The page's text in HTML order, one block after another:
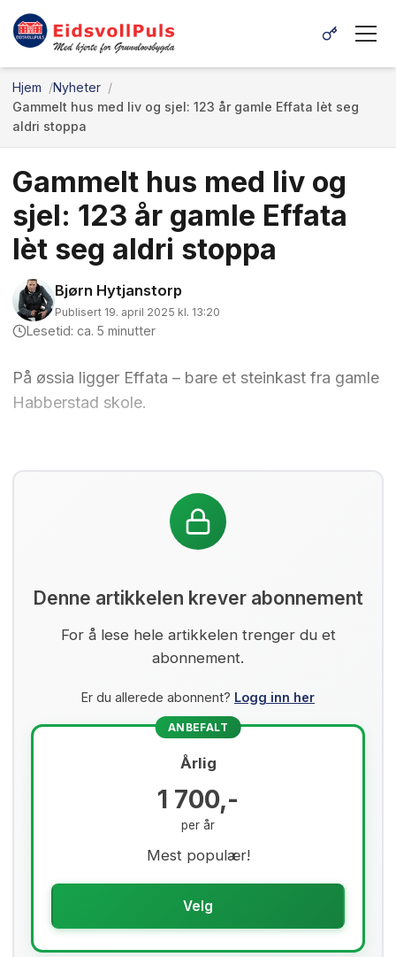
Hjem
Nyheter
Gammelt hus med liv og sjel: 123 år gamle Effata lèt seg
aldri stoppa
Gammelt hus med liv og
sjel: 123 år gamle Effata
lèt seg aldri stoppa
Bjørn Hytjanstorp
Publisert 19. april 2025 kl. 13:20
Lesetid: ca. 5 minutter
På øssia ligger Effata – bare et steinkast fra gamle
Habberstad skole.
Denne artikkelen krever abonnement
For å lese hele artikkelen trenger du et
abonnement.
Er du allerede abonnent? Logg inn her
ANBEFALT
Årlig
1 700,-
per år
Mest populær!
Velg